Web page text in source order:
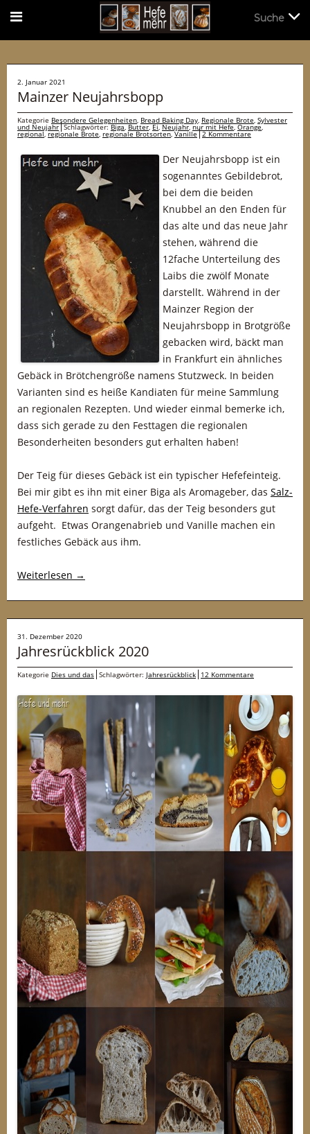
2. Januar 2021
Mainzer Neujahrsbopp
Kategorie Besondere Gelegenheiten, Bread Baking Day, Regionale Brote, Sylvester
und Neujahr Schlagwörter:Biga,Butter,Ei,Neujahr,nur mit Hefe,Orange,
regional,regionale Brote, regionale Brotsorten,Vanille 2 Kommentare
Der Neujahrsbopp ist ein
sogenanntes Gebildebrot,
bei dem die beiden
Knubbel an den Enden für
das alte und das neue Jahr
stehen, während die
12fache Unterteilung des
Laibs die zwölf Monate
darstellt. Während in der
Mainzer Region der
Neujahrsbopp in Brotgröße
gebacken wird, bäckt man
in Frankfurt ein ähnliches
Gebäck in Brötchengröße namens Stutzweck. In beiden
Varianten sind es heiße Kandiaten für meine Sammlung
an regionalen Rezepten. Und wieder einmal bemerke ich,
dass sich gerade zu den Festtagen die regionalen
Besonderheiten besonders gut erhalten haben!
Der Teig für dieses Gebäck ist ein typischer Hefefeinteig.
Bei mir gibt es ihn mit einer Biga als Aromageber, das Salz-
Hefe-Verfahren sorgt dafür, das der Teig besonders gut
aufgeht. Etwas Orangenabrieb und Vanille machen ein
festliches Gebäck aus ihm.
Weiterlesen →
31. Dezember 2020
Jahresrückblick 2020
Kategorie Dies und das Schlagwörter: Jahresrückblick 12 Kommentare
Suche
Suche